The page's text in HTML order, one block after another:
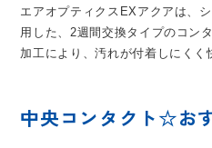
エアオプティクスEXアクアは、
用した、2週間交換タイプのコン
加工により、汚れが付着しにくく
中央コンタクト☆お